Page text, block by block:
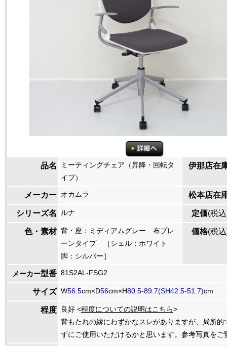
品名
ミーティングチェア（昇降・回転タ
イプ）
伊那店在
メーカー オカムラ 松本店在
シリーズ名 ルナ 定価(税
色・素材 背・座：ミディアムグレー 布プレ
ーンタイプ ［シェル：ホワイト
脚：シルバー］
価格(税
メーカー型番 81S2AL-FSG2
サイズ W56.5cm×D56cm×H80.5-89.7(SH42.5-51.7)cm
程度 良好 <程度についての説明はこちら>
背もたれの縁にわずかなスレがありますが、局所的
ずにご使用いただけるかと思います。参考写真をご